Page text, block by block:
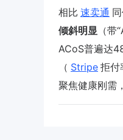
相比 速卖通
倾斜明显 （
ACoS普遍达
（ Stripe 拒付
聚焦健康刚需